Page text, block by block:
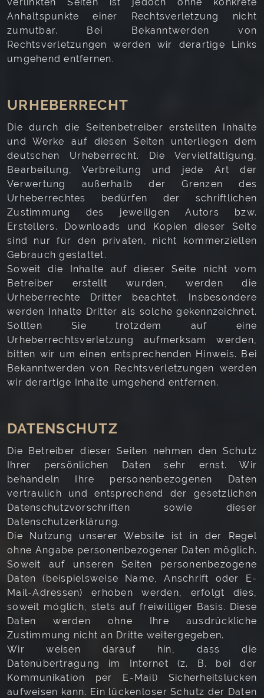
Anhaltspunkte einer Rechtsverletzung nicht
zumutbar. Bei Bekanntwerden von
Rechtsverletzungen werden wir derartige Links
umgehend entfernen.
URHEBERRECHT
Die durch die Seitenbetreiber erstellten Inhalte
und Werke auf diesen Seiten unterliegen dem
deutschen Urheberrecht. Die Vervielfältigung,
Bearbeitung, Verbreitung und jede Art der
Verwertung außerhalb der Grenzen des
Urheberrechtes bedürfen der schriftlichen
Zustimmung des jeweiligen Autors bzw.
Erstellers. Downloads und Kopien dieser Seite
sind nur für den privaten, nicht kommerziellen
Gebrauch gestattet.
Soweit die Inhalte auf dieser Seite nicht vom
Betreiber erstellt wurden, werden die
Urheberrechte Dritter beachtet. Insbesondere
werden Inhalte Dritter als solche gekennzeichnet.
Sollten Sie trotzdem auf eine
Urheberrechtsverletzung aufmerksam werden,
bitten wir um einen entsprechenden Hinweis. Bei
Bekanntwerden von Rechtsverletzungen werden
wir derartige Inhalte umgehend entfernen.
DATENSCHUTZ
Die Betreiber dieser Seiten nehmen den Schutz
Ihrer persönlichen Daten sehr ernst. Wir
behandeln Ihre personenbezogenen Daten
vertraulich und entsprechend der gesetzlichen
Datenschutzvorschriften sowie dieser
Datenschutzerklärung.
Die Nutzung unserer Website ist in der Regel
ohne Angabe personenbezogener Daten möglich.
Soweit auf unseren Seiten personenbezogene
Daten (beispielsweise Name, Anschrift oder E-
Mail-Adressen) erhoben werden, erfolgt dies,
soweit möglich, stets auf freiwilliger Basis. Diese
Daten werden ohne Ihre ausdrückliche
Zustimmung nicht an Dritte weitergegeben.
Wir weisen darauf hin, dass die
Datenübertragung im Internet (z. B. bei der
Kommunikation per E-Mail) Sicherheitslücken
aufweisen kann. Ein lückenloser Schutz der Daten